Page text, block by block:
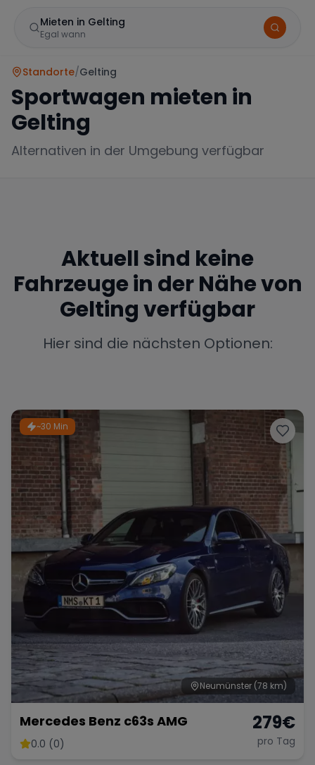
Mieten in Gelting
Egal wann
Mercedes BMW Audi
Tesla Dodge
Bentley Rolls Royce Aston Martin
Lotus Maserati
Range Rover Corvette
Standorte/Gelting
Sportwagen mieten in
Gelting
Alternativen in der Umgebung verfügbar
Aktuell sind keine
Fahrzeuge in der Nähe von
Geltingverfügbar
Hier sind die nächsten Optionen:
~30 Min
Neumünster (78 km)
Mercedes Benz c63s AMG
0.0 (0)
279€
pro Tag